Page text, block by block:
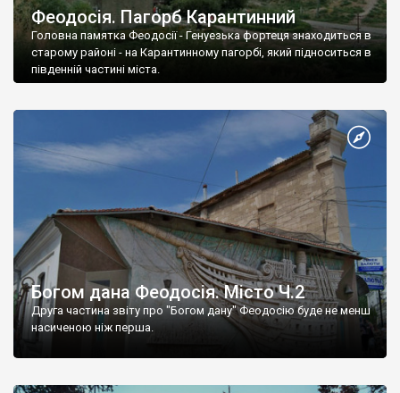
Феодосія. Пагорб Карантинний
Головна памятка Феодосії - Генуезька фортеця знаходиться в
старому районі - на Карантинному пагорбі, який підноситься в
південній частині міста.
Богом дана Феодосія. Місто Ч.2
Друга частина звіту про "Богом дану" Феодосію буде не менш
насиченою ніж перша.